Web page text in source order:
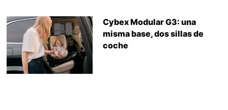
Cybex Modular G3: una
misma base, dos sillas de
coche